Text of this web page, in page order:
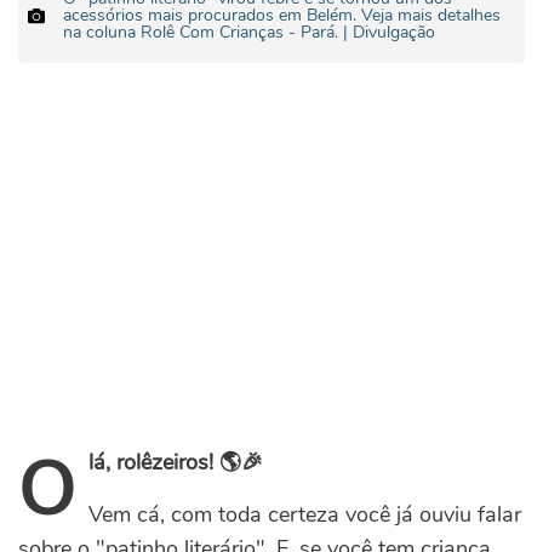
acessórios mais procurados em Belém. Veja mais detalhes
na coluna Rolê Com Crianças - Pará. | Divulgação
Olá, rolêzeiros! 🌎🎉
Vem cá, com toda certeza você já ouviu falar